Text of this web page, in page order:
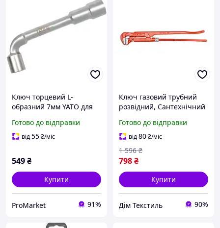
Ключ торцевий L-
образний 7мм YATO для
106мм, хромований, CrV
6140, зручний в
Готово до відправки
від55₴/міс
549₴
Купити
ProMarket 91%
Ключ газовий трубний
розвідний, Сантехнічний
важкодоступних місць із
посиленою фіксацією
гайкою
Готово до відправки
від80₴/міс
798₴
1 596 ₴
Купити
Дім Текстиль 90%